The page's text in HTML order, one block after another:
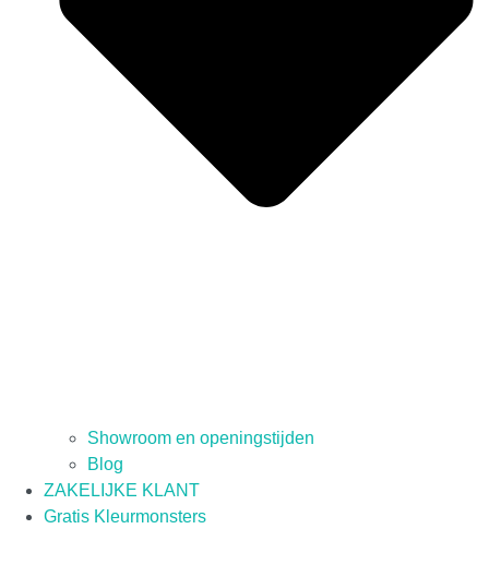
Showroom en openingstijden
Blog
ZAKELIJKE KLANT
Gratis Kleurmonsters